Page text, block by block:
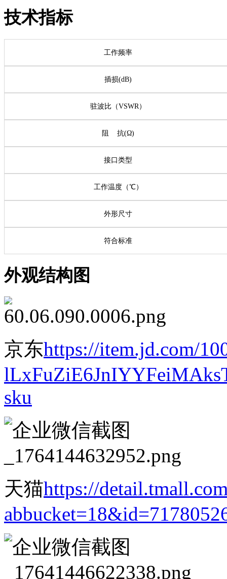
技术指标
工作频率
插损(dB)
驻波比（VSWR）
阻 抗(Ω)
接口类型
工作温度（℃）
外形尺寸
符合标准
外观结构图
京东https://item.jd.com/
sku
天猫https://